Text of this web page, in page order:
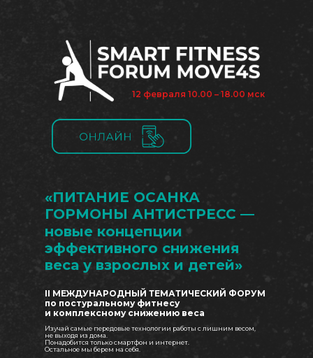
«ПИТАНИЕ ОСАНКА
ГОРМОНЫ АНТИСТРЕСС —
новые концепции
эффективного снижения
веса у взрослых и детей»
II МЕЖДУНАРОДНЫЙ ТЕМАТИЧЕСКИЙ ФОРУМ
по постуральному фитнесу
и комплексному снижению веса
Изучай самые передовые технологии работы с лишним весом,
не выходя из дома.
Понадобится только смартфон и интернет.
Остальное мы берем на себя.
12 февраля 10.00 – 18.00 мск